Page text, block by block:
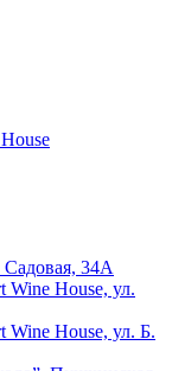
Садовая, 34А
Wine House, ул.
Wine House, ул. Б.